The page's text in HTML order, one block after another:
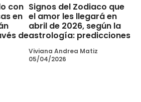
con
en
de
Signos del Zodiaco que
el amor les llegará en
abril de 2026, según la
astrología: predicciones
Viviana Andrea Matiz
05/04/2026